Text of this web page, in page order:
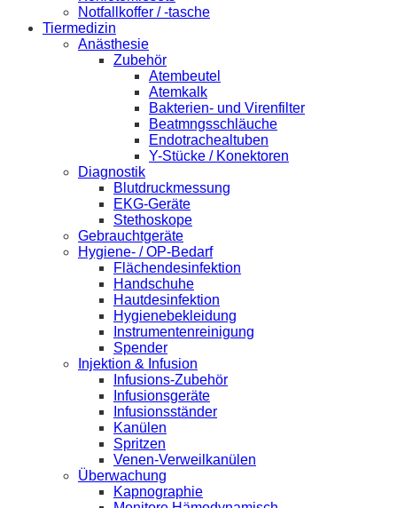
Notfallkoffer / -tasche
Tiermedizin
Anästhesie
Zubehör
Atembeutel
Atemkalk
Bakterien- und Virenfilter
Beatmngsschläuche
Endotrachealtuben
Y-Stücke / Konektoren
Diagnostik
Blutdruckmessung
EKG-Geräte
Stethoskope
Gebrauchtgeräte
Hygiene- / OP-Bedarf
Flächendesinfektion
Handschuhe
Hautdesinfektion
Hygienebekleidung
Instrumentenreinigung
Spender
Injektion & Infusion
Infusions-Zubehör
Infusionsgeräte
Infusionsständer
Kanülen
Spritzen
Venen-Verweilkanülen
Überwachung
Kapnographie